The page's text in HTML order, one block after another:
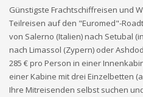
Günstigste Frachtschiffreisen und
Teilreisen auf den "Euromed"-
von Salerno (Italien) nach Setubal
nach Limassol (Zypern) oder
285 € pro Person in einer
einer Kabine mit drei Einzelbetten
Ihre Mitreisenden selbst suchen